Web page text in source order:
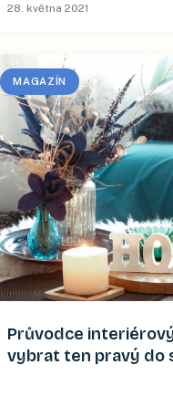
28. května 2021
MAGAZÍN
Průvodce
vybrat ten pravý do